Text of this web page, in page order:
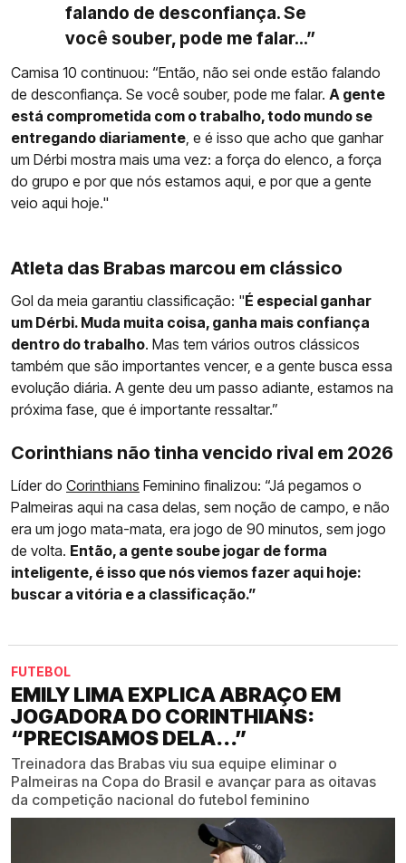
falando de desconfiança. Se
você souber, pode me falar...”
Camisa 10 continuou: “Então, não sei onde estão falando
de desconfiança. Se você souber, pode me falar. A gente
está comprometida com o trabalho, todo mundo se
entregando diariamente, e é isso que acho que ganhar
um Dérbi mostra mais uma vez: a força do elenco, a força
do grupo e por que nós estamos aqui, e por que a gente
veio aqui hoje."
Atleta das Brabas marcou em clássico
Gol da meia garantiu classificação: "É especial ganhar
um Dérbi. Muda muita coisa, ganha mais confiança
dentro do trabalho. Mas tem vários outros clássicos
também que são importantes vencer, e a gente busca essa
evolução diária. A gente deu um passo adiante, estamos na
próxima fase, que é importante ressaltar.”
Corinthians não tinha vencido rival em 2026
Líder do Corinthians Feminino finalizou: “Já pegamos o
Palmeiras aqui na casa delas, sem noção de campo, e não
era um jogo mata-mata, era jogo de 90 minutos, sem jogo
de volta. Então, a gente soube jogar de forma
inteligente, é isso que nós viemos fazer aqui hoje:
buscar a vitória e a classificação.”
FUTEBOL
EMILY LIMA EXPLICA ABRAÇO EM
JOGADORA DO CORINTHIANS:
“PRECISAMOS DELA...”
Treinadora das Brabas viu sua equipe eliminar o
Palmeiras na Copa do Brasil e avançar para as oitavas
da competição nacional do futebol feminino